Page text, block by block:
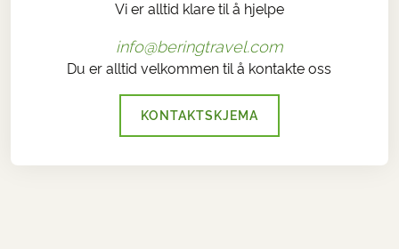
Vi er alltid klare til å hjelpe
info@beringtravel.com
Du er alltid velkommen til å kontakte oss
KONTAKTSKJEMA